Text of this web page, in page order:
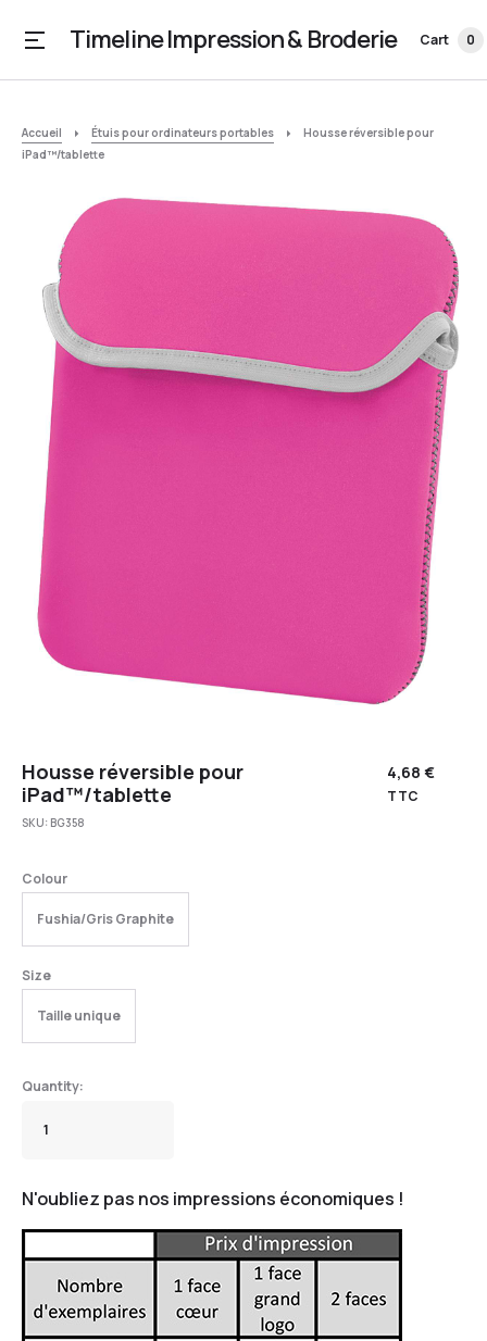
Timeline Impression & Broderie Cart 0
Accueil Étuis pour ordinateurs portables
Housse réversible pour
iPad™/tablette
Housse réversible pour
iPad™/tablette
4,68 €
TTC
SKU: BG358
Colour
Fushia/Gris Graphite
Size
Taille unique
N'oubliez pas nos impressions économiques !